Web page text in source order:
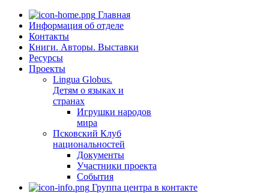
Главная
Информация об отделе
Контакты
Книги. Авторы. Выставки
Ресурсы
Проекты
Lingua Globus.
Детям о языках и
странах
Игрушки народов
мира
Псковский Клуб
национальностей
Документы
Участники проекта
События
Группа центра в контакте